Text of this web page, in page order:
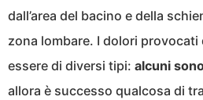
dall’area del bacino e della
zona lombare. I dolori
essere di diversi tipi: alcuni
allora è successo qualcosa di